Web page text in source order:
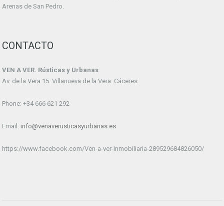
Arenas de San Pedro.
CONTACTO
VEN A VER. Rústicas y Urbanas
Av. de la Vera 15. Villanueva de la Vera. Cáceres
Phone: +34 666 621 292
Email: info@venaverusticasyurbanas.es
https://www.facebook.com/Ven-a-ver-Inmobiliaria-289529684826050/